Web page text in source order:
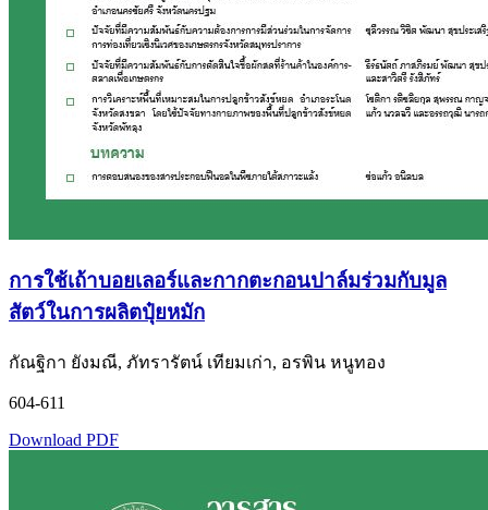
การใช้เถ้าบอยเลอร์และกากตะกอนปาล์มร่วมกับมูล
สัตว์ในการผลิตปุ๋ยหมัก
กัณฐิกา ยังมณี, ภัทรารัตน์ เทียมเก่า, อรพิน หนูทอง
604-611
Download PDF